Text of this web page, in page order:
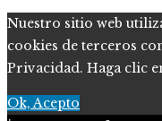
Nuestro sitio web
cookies de terceros
Privacidad. Haga clic
Ok, Acepto